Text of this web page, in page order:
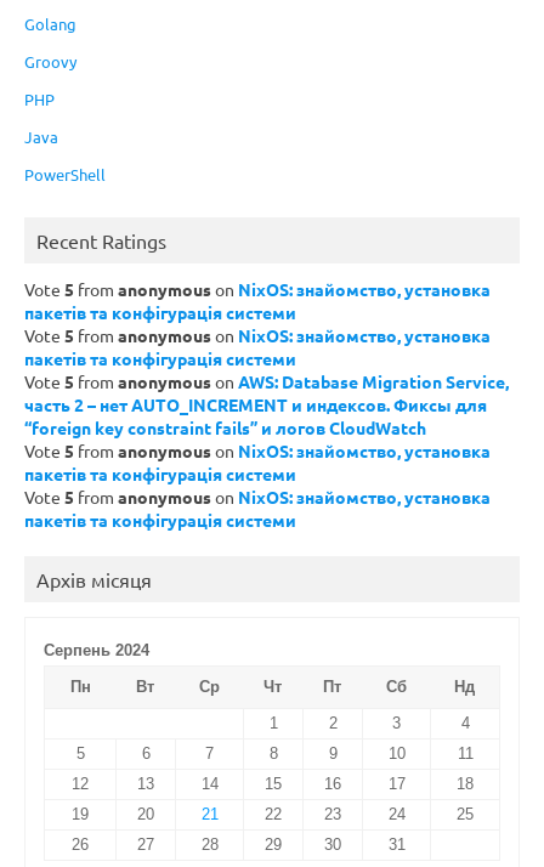
Golang
Groovy
PHP
Java
PowerShell
Recent Ratings
Vote 5 from anonymouson NixOS: знайомство, установка
пакетів та конфігурація системи
Vote 5 from anonymouson NixOS: знайомство, установка
пакетів та конфігурація системи
Vote 5 from anonymouson AWS: Database Migration Service,
часть 2 – нет AUTO_INCREMENT и индексов. Фиксы для
“foreign key constraint fails” и логов CloudWatch
Vote 5 from anonymouson NixOS: знайомство, установка
пакетів та конфігурація системи
Vote 5 from anonymouson NixOS: знайомство, установка
пакетів та конфігурація системи
Архів місяця
Серпень 2024
Пн
Вт Ср Чт Пт Сб
Нд
1
2 3
4
5
6 7 8 9 10
11
12
13 14 15 16 17
18
19
20 21 22 23 24
25
26
27 28 29 30 31